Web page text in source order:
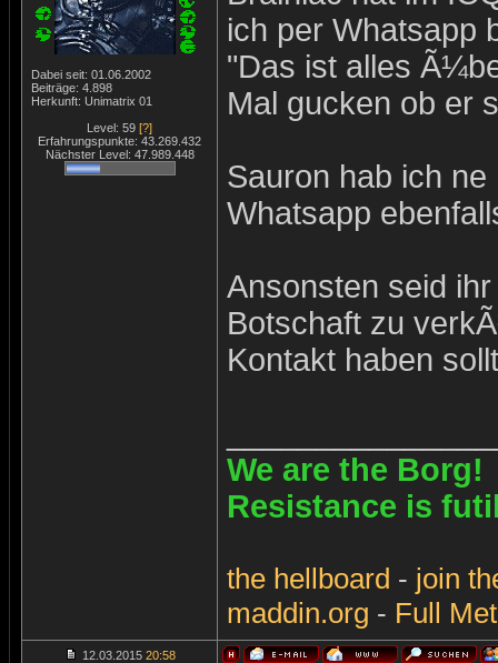
Dabei seit: 01.06.2002
Beiträge: 4.898
Herkunft: Unimatrix 01
Level: 59 [?]
Erfahrungspunkte: 43.269.432
Nächster Level: 47.989.448
ich per Whatsapp
"Das ist alles
Mal gucken ob er
Sauron hab ich
Whatsapp
Ansonsten seid
Botschaft zu
Kontakt haben
We are the Borg!
Resistance is
the hellboard - join
maddin.org - Full
12.03.2015 20:58